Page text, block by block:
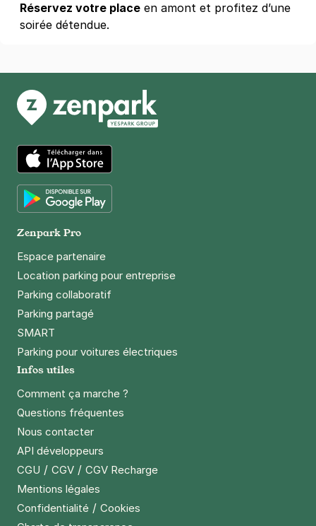
29 €/jour,89 €/semaine(tarifs dégressifs)
Paris - Bercy Arena - Gare de Bercy
8 rue Jorge Semprùn
Réserver
Métro Dugommier - rue Jorge
Semprùn - Paris 12
29 €/jour ,89 €/semaine(tarifs dégressifs)
+ Abonnements disponibles
31 rue du Charolais
Réservez votre place en amont et profitez d’une
soirée détendue.
App Store
Zenpark Pro
Espace partenaire
Location parking pour entreprise
Parking collaboratif
Parking partagé
SMART
Parking pour voitures électriques
Infos utiles
Comment ça marche ?
Questions fréquentes
Nous contacter
API développeurs
CGU / CGV / CGV Recharge
Mentions légales
Confidentialité / Cookies